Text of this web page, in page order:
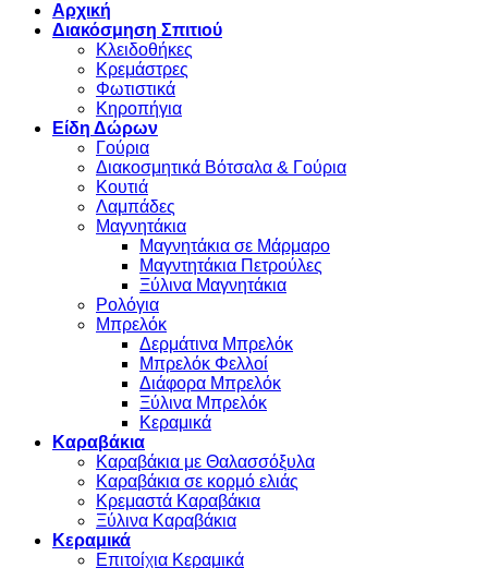
Αρχική
Διακόσμηση Σπιτιού
Κλειδοθήκες
Κρεμάστρες
Φωτιστικά
Κηροπήγια
Είδη Δώρων
Γούρια
Διακοσμητικά Βότσαλα & Γούρια
Κουτιά
Λαμπάδες
Μαγνητάκια
Μαγνητάκια σε Μάρμαρο
Μαγντητάκια Πετρούλες
Ξύλινα Μαγνητάκια
Ρολόγια
Μπρελόκ
Δερμάτινα Μπρελόκ
Μπρελόκ Φελλοί
Διάφορα Μπρελόκ
Ξύλινα Μπρελόκ
Κεραμικά
Καραβάκια
Καραβάκια με Θαλασσόξυλα
Καραβάκια σε κορμό ελιάς
Κρεμαστά Καραβάκια
Ξύλινα Καραβάκια
Κεραμικά
Επιτοίχια Κεραμικά